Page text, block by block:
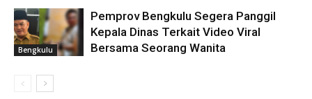
Bengkulu
Pemprov Bengkulu Segera Panggil
Kepala Dinas Terkait Video Viral
Bersama Seorang Wanita